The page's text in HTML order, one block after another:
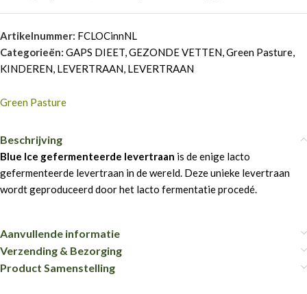
Artikelnummer: FCLOCinnNL
Categorieën: GAPS DIEET,GEZONDE VETTEN,Green Pasture,
KINDEREN, LEVERTRAAN, LEVERTRAAN
Green Pasture
Beschrijving
Blue Ice gefermenteerde levertraan is de enige lacto
gefermenteerde levertraan in de wereld. Deze unieke levertraan
wordt geproduceerd door het lacto fermentatie procedé.
Aanvullende informatie
Verzending & Bezorging
Product Samenstelling